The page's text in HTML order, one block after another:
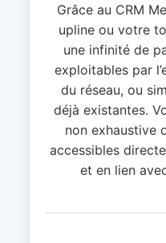
Grâce au CRM
upline ou votre
une infinité de
exploitables par
du réseau, ou
déjà existantes.
non exhaustive
accessibles
et en lien